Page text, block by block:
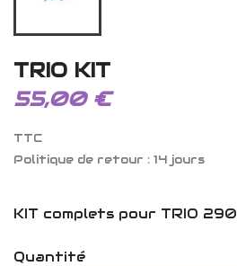
TRIO KIT
55,00 €
TTC
Politique de retour : 14 jours
KIT complets pour TRIO 290
Quantité